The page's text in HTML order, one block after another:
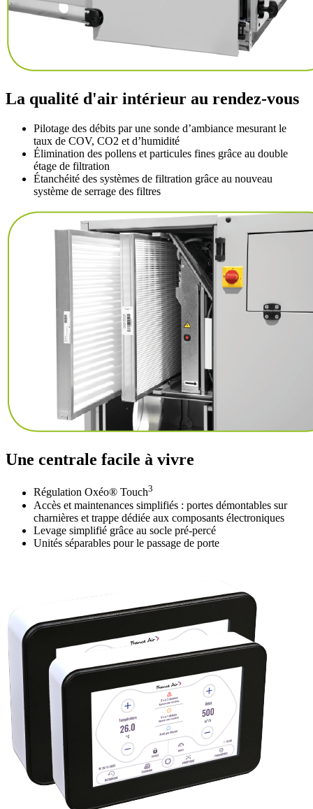
La qualité d'air intérieur au rendez-vous
Pilotage des débits par une sonde d’ambiance mesurant le
taux de COV, CO2 et d’humidité
Élimination des pollens et particules fines grâce au double
étage de filtration
Étanchéité des systèmes de filtration grâce au nouveau
système de serrage des filtres
Une centrale facile à vivre
Régulation Oxéo® Touch3
Accès et maintenances simplifiés : portes démontables sur
charnières et trappe dédiée aux composants électroniques
Levage simplifié grâce au socle pré-percé
Unités séparables pour le passage de porte